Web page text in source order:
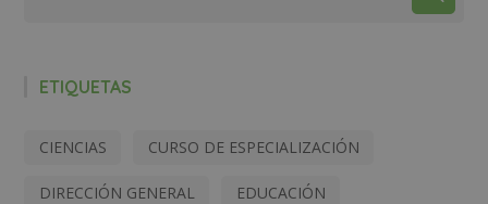
ETIQUETAS
CIENCIAS CURSO DE ESPECIALIZACIÓN
DIRECCIÓN GENERAL EDUCACIÓN